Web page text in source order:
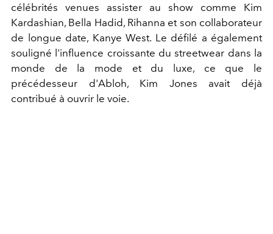
célébrités venues assister au show comme Kim
Kardashian, Bella Hadid, Rihanna et son collaborateur
de longue date, Kanye West. Le défilé a également
souligné l'influence croissante du streetwear dans la
monde de la mode et du luxe, ce que le
précédesseur d'Abloh, Kim Jones avait déjà
contribué à ouvrir le voie.